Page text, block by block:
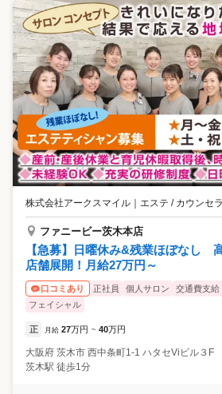
株式会社アークスマイル エステ / カウンセ
ファニービー茨木本店
【急募】日曜休み&残業ほぼなし
店舗展開！月給27万円～
口コミあり 正社員 個人サロン 交通費支給
フェイシャル
正 月給 27万円 ~ 40万円
大阪府 茨木市 西中条町1-1 ハタセViビル３F
茨木駅 徒歩1分